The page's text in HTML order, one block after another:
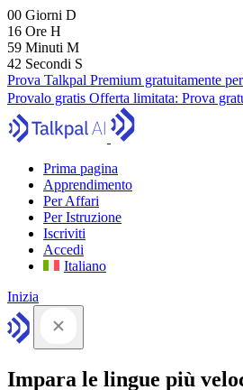
00 Giorni D
16 Ore H
59 Minuti M
41 Secondi S
Prova Talkpal Premium gratuitamente
Provalo gratis Offerta limitata: Prova
Prima pagina
Apprendimento
Per Affari
Per Istruzione
Iscriviti
Accedi
Italiano
Inizia
Impara le lingue più